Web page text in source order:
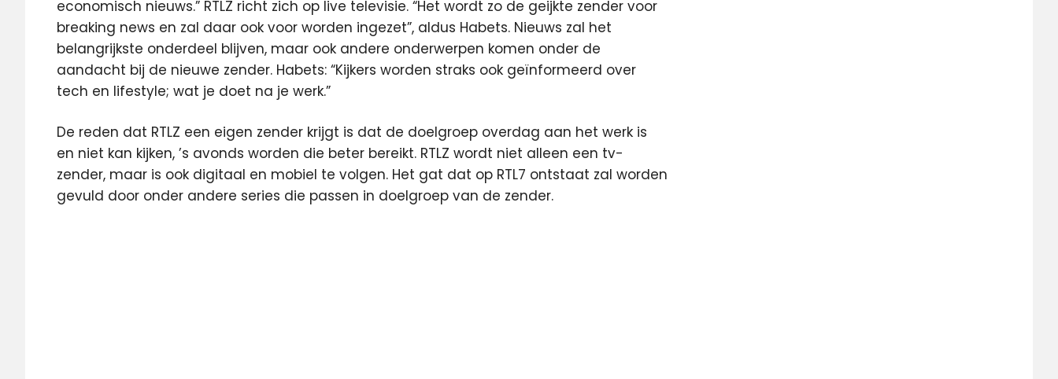
economisch nieuws.” RTLZ richt zich op live televisie. “Het wordt zo de geijkte zender voor
breaking news en zal daar ook voor worden ingezet”, aldus Habets. Nieuws zal het
belangrijkste onderdeel blijven, maar ook andere onderwerpen komen onder de
aandacht bij de nieuwe zender. Habets: “Kijkers worden straks ook geïnformeerd over
tech en lifestyle; wat je doet na je werk.”
De reden dat RTLZ een eigen zender krijgt is dat de doelgroep overdag aan het werk is
en niet kan kijken, ’s avonds worden die beter bereikt. RTLZ wordt niet alleen een tv-
zender, maar is ook digitaal en mobiel te volgen. Het gat dat op RTL7 ontstaat zal worden
gevuld door onder andere series die passen in doelgroep van de zender.